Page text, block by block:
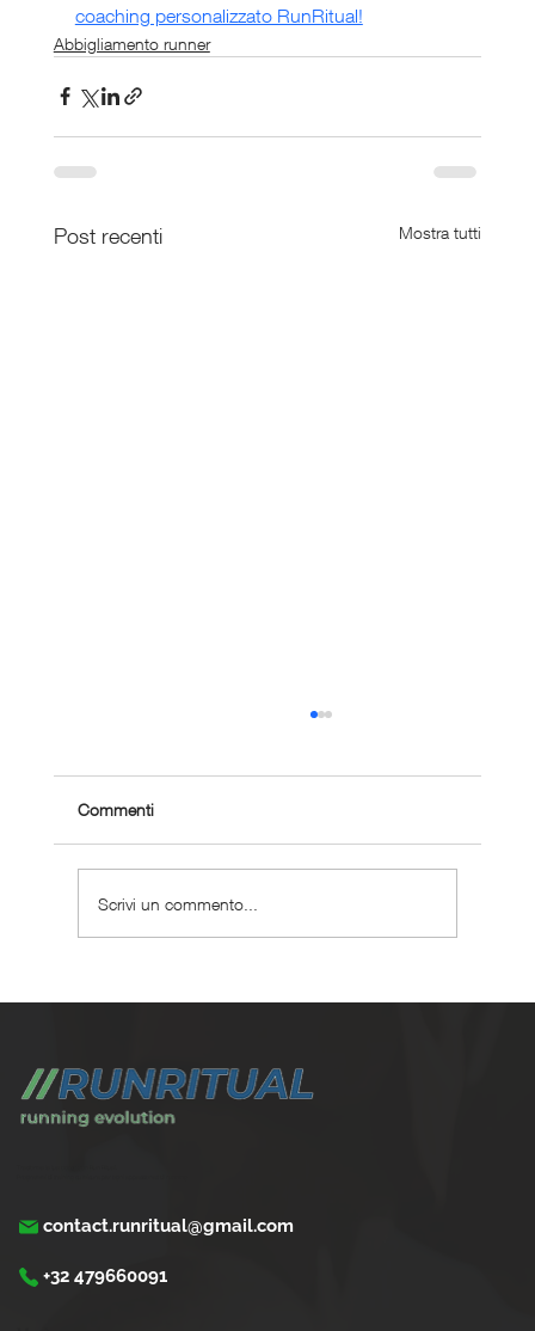
coaching personalizzato RunRitual!
Abbigliamento runner
Post recenti Mostra tutti
Commenti
Scrivi un commento...
contact.runritual@gmail.com
+32 479660091